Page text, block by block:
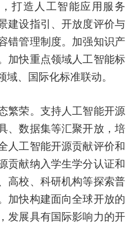
打造人工智能应用服务
建设指引、开放度评价与
错管理制度。加强知识产
加快重点领域人工智能标
、国际化标准联动。
繁荣。 支持人工智能开源
、数据集等汇聚开放，培
人工智能开源贡献评价和
贡献纳入学生学分认证和
高校、科研机构等探索普
加快构建面向全球开放的
发展具有国际影响力的开